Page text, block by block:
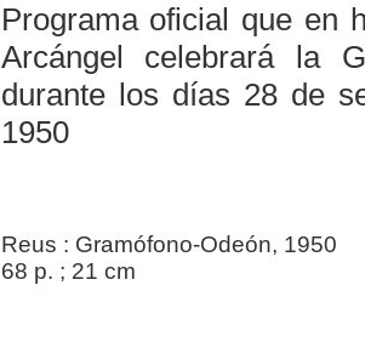
Programa oficial que en
Arcángel celebrará la
durante los días 28 de
1950
Reus : Gramófono-Odeón, 1950
68 p. ; 21 cm